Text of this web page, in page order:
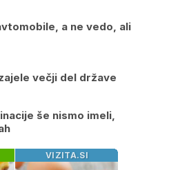
a ne vedo, ali
večji del države
še nismo imeli,
VIZITA.SI